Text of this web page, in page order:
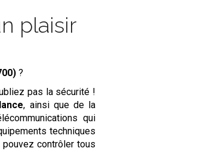
plaisir
?
pas la sécurité !
, ainsi que de la
qui
techniques
pouvez contrôler tous